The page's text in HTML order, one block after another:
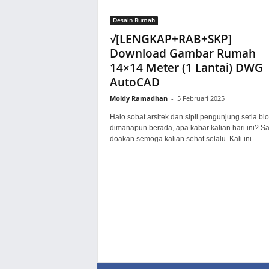
Desain Rumah
√[LENGKAP+RAB+SKP]
Download Gambar Rumah
14×14 Meter (1 Lantai) DWG
AutoCAD
Moldy Ramadhan - 5 Februari 2025
Halo sobat arsitek dan sipil pengunjung setia
dimanapun berada, apa kabar kalian hari ini?
doakan semoga kalian sehat selalu. Kali ini...